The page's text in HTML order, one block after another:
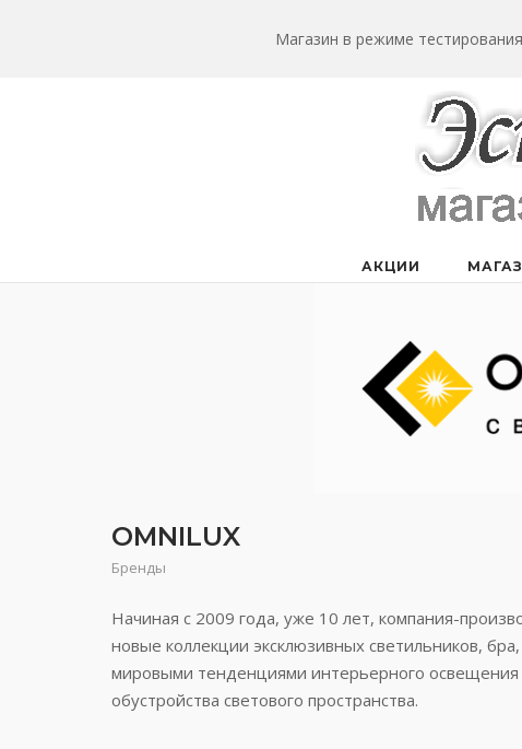
Магазин в режиме
АКЦИИ
OMNILUX
Бренды
Начиная с 2009 года, уже 10 лет, компания-
новые коллекции эксклюзивных светильников,
мировыми тенденциями интерьерного
обустройства светового пространства.